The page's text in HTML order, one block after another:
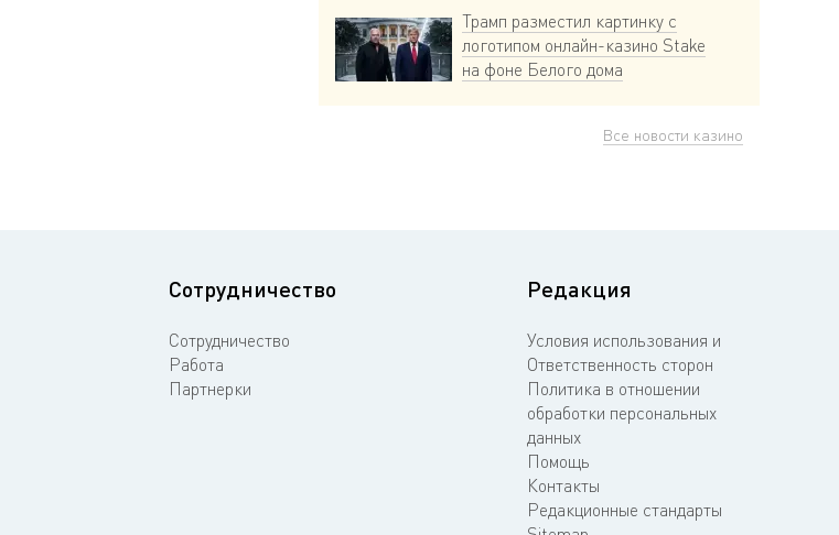
Трамп разместил картинку с
логотипом онлайн-казино Stake
на фоне Белого дома
Все новости казино
Сотрудничество
Сотрудничество
Работа
Партнерки
Редакция
Условия использования и
Ответственность сторон
Политика в отношении
обработки персональных
данных
Помощь
Контакты
Редакционные стандарты